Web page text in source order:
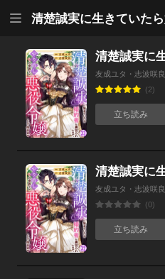
友成ユタ・志波咲良
(2)
立ち読み
友成ユタ・志波咲良
(0)
立ち読み